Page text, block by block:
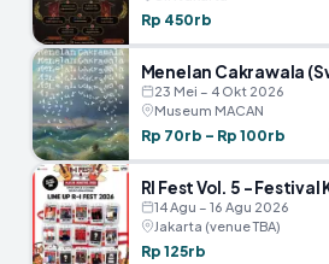
Rp 450rb
23 Mei – 4 Okt 2026
Museum MACAN
Rp 70rb – Rp 100rb
14 Agu – 16 Agu 2026
Jakarta (venue TBA)
Rp 125rb